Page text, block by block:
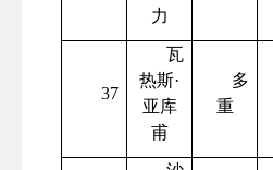
力
37
瓦
热斯·
亚库
甫
多
重